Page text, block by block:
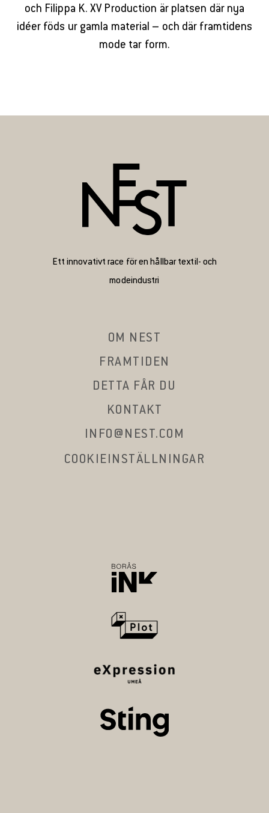
och Filippa K. XV Production är platsen där nya
idéer föds ur gamla material – och där framtidens
mode tar form.
Ett innovativt race för en hållbar textil- och
modeindustri
OM NEST
FRAMTIDEN
DETTA FÅR DU
KONTAKT
INFO@NEST.COM
COOKIEINSTÄLLNINGAR